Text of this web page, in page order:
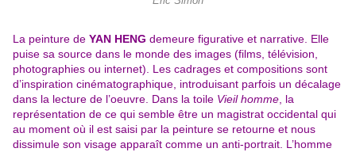
La peinture de YAN HENG demeure figurative et narrative. Elle
puise sa source dans le monde des images (films, télévision,
photographies ou internet). Les cadrages et compositions sont
d’inspiration cinématographique, introduisant parfois un décalage
dans la lecture de l’oeuvre. Dans la toile Vieil homme , la
représentation de ce qui semble être un magistrat occidental qui
au moment où il est saisi par la peinture se retourne et nous
dissimule son visage apparaît comme un anti-portrait. L’homme